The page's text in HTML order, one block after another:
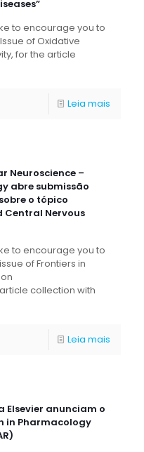
to encourage you to
of Oxidative
for the article
Leia mais
Neuroscience –
abre submissão
o tópico
Central Nervous
to encourage you to
of Frontiers in
collection with
Leia mais
Elsevier anunciam o
in Pharmacology